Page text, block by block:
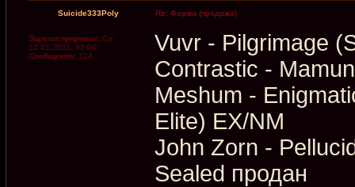
Suicide333Poly Re: Фирма (продажа)
Зарегистрирован: Ср
12.01.2011, 02:04
Сообщения: 124
Vuvr - Pilgrimage
Contrastic -
Meshum -
Elite) EX/NM
John Zorn -
Sealed продан